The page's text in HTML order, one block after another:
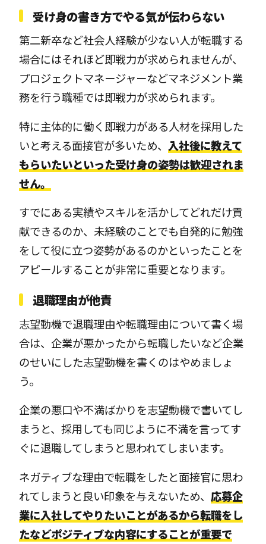
受け身の書き方でやる気が伝わらない
第二新卒など社会人経験が少ない人が転職する
場合にはそれほど即戦力が求められませんが、
プロジェクトマネージャーなどマネジメント業
務を行う職種では即戦力が求められます。
特に主体的に働く即戦力がある人材を採用した
いと考える面接官が多いため、 入社後に教えて
もらいたいといった受け身の姿勢は歓迎されま
せん。
すでにある実績やスキルを活かしてどれだけ貢
献できるのか、未経験のことでも自発的に勉強
をして役に立つ姿勢があるのかといったことを
アピールすることが非常に重要となります。
退職理由が他責
志望動機で退職理由や転職理由について書く場
合は、企業が悪かったから転職したいなど企業
のせいにした志望動機を書くのはやめましょ
う。
企業の悪口や不満ばかりを志望動機で書いてし
まうと、採用しても同じように不満を言ってす
ぐに退職してしまうと思われてしまいます。
ネガティブな理由で転職をしたと面接官に思わ
れてしまうと良い印象を与えないため、 応募企
業に入社してやりたいことがあるから転職をし
たなどポジティブな内容にすることが重要で